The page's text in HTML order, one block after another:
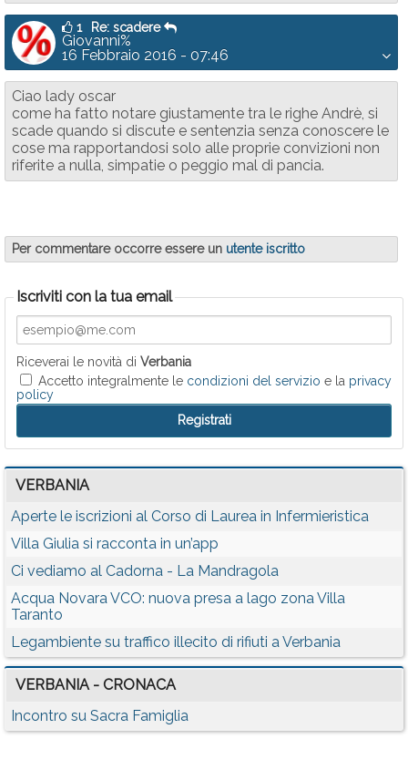
1 Re: scadere
Giovanni%
16 Febbraio 2016 - 07:46
Ciao lady oscar
come ha fatto notare giustamente tra le righe Andrè, si
scade quando si discute e sentenzia senza conoscere le
cose ma rapportandosi solo alle proprie convizioni non
riferite a nulla, simpatie o peggio mal di pancia.
Per commentare occorre essere un utente iscritto
Iscriviti con la tua email
Riceverai le novità di Verbania
Accetto integralmente le condizioni del servizio e la privacy
policy
VERBANIA
Aperte le iscrizioni al Corso di Laurea in Infermieristica
Villa Giulia si racconta in un’app
Ci vediamo al Cadorna - La Mandragola
Acqua Novara VCO: nuova presa a lago zona Villa
Taranto
Legambiente su traffico illecito di rifiuti a Verbania
VERBANIA - CRONACA
Incontro su Sacra Famiglia